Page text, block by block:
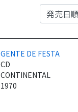
GENTE DE FESTA
CD
CONTINENTAL
1970